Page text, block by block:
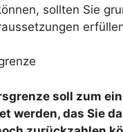
sollten Sie
soll zum
werden, das Sie